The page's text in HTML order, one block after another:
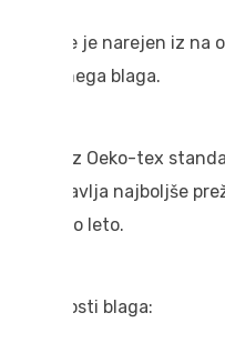
Hoodie je narejen iz na
prijetnega blaga.
Blago z Oeko-tex
zagotavlja najboljše
celotno leto.
Lastnosti blaga: